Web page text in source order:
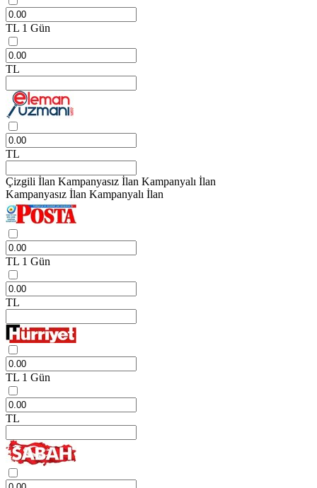
TL 1 Gün
TL
TL
Çizgili İlan Kampanyasız İlan Kampanyalı İlan
Kampanyasız İlan Kampanyalı İlan
TL 1 Gün
TL
TL 1 Gün
TL